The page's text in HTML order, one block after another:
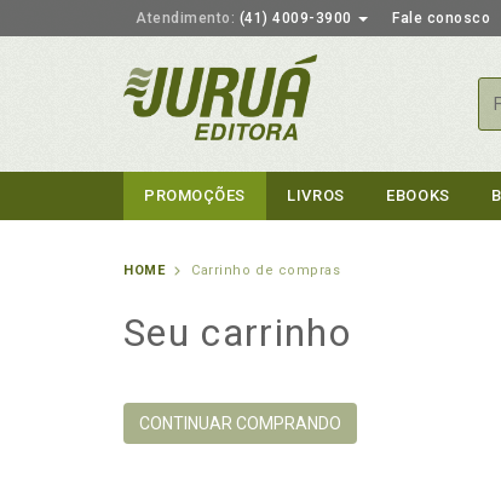
Atendimento: (41) 4009-3900 Fale conosco
PROMOÇÕES LIVROS EBOOKS
HOME Carrinho de compras
Seu carrinho
CONTINUAR COMPRANDO